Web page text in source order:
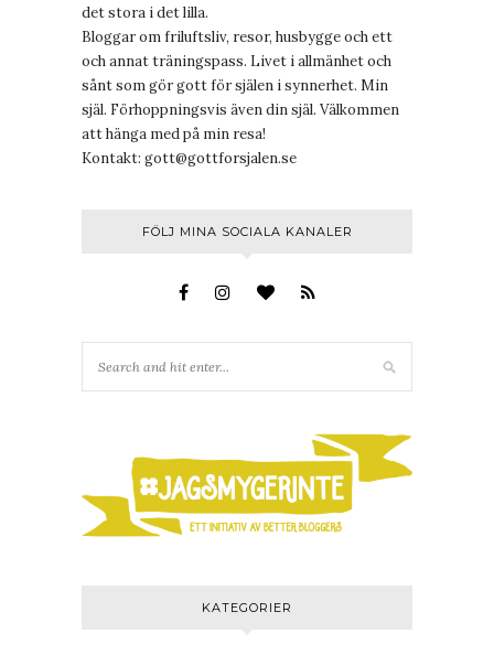
det stora i det lilla.
Bloggar om friluftsliv, resor, husbygge och ett
och annat träningspass. Livet i allmänhet och
sånt som gör gott för själen i synnerhet. Min
själ. Förhoppningsvis även din själ. Välkommen
att hänga med på min resa!
Kontakt: gott@gottforsjalen.se
FÖLJ MINA SOCIALA KANALER
KATEGORIER